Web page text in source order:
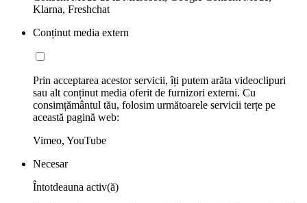
Klarna, Freshchat
Conținut media extern
Prin acceptarea acestor servicii, îți putem arăta videoclipuri
sau alt conținut media oferit de furnizori externi. Cu
consimțământul tău, folosim următoarele servicii terțe pe
această pagină web:
Vimeo, YouTube
Necesar
Întotdeauna activ(ă)